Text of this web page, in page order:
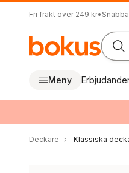
Fri frakt över 249 kr•
Meny
Deckare Klassiska